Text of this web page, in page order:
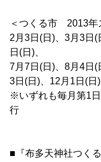
＜つくる市 2013年
2月3日(日)、3月3日
日(日)、
7月7日(日)、8月4日(
3日(日)、12月1日(日)
※いずれも毎月第1
行
■『布多天神社つく